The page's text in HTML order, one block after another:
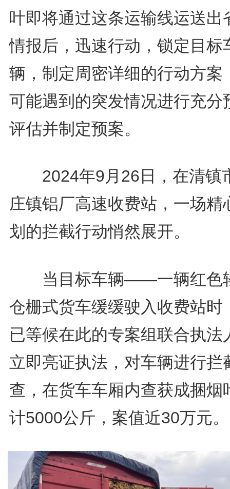
叶即将通过这条运输线运送出
情报后，迅速行动，锁定目标
辆，制定周密详细的行动方案
可能遇到的突发情况进行充分
评估并制定预案。
2024年9月26日，在清镇
庄镇铝厂高速收费站，一场精
划的拦截行动悄然展开。
当目标车辆——一辆红色
仓栅式货车缓缓驶入收费站时
已等候在此的专案组联合执法
立即亮证执法，对车辆进行拦
查，在货车车厢内查获成捆烟
计5000公斤，案值近30万元。